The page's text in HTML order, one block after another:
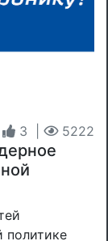
3 5222
политике